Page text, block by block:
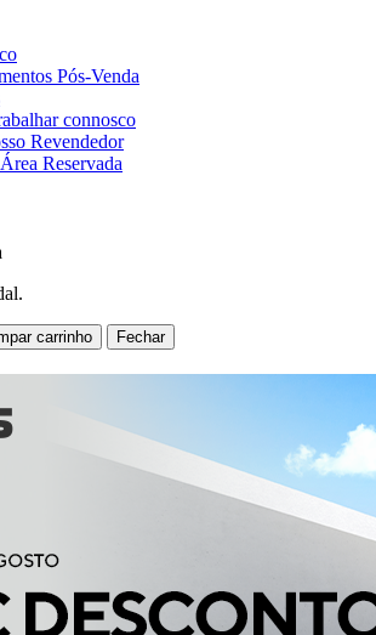
Pós-Venda
connosco
Revendedor
Reservada
carrinho Fechar